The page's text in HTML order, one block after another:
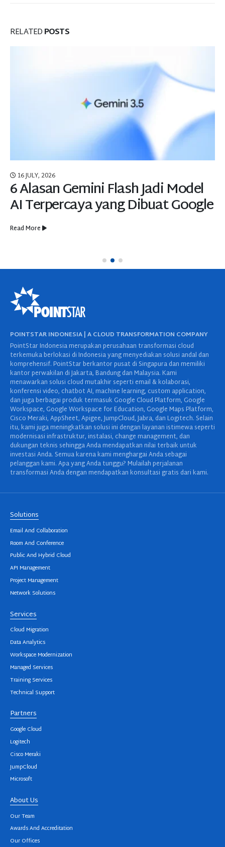
RELATEDPOSTS
16 JULY, 2026
6 Alasan Gemini Flash Jadi Model
AI Terpercaya yang Dibuat Google
Read More
POINTSTAR INDONESIA | A CLOUD TRANSFORMATION COMPANY
PointStar Indonesia merupakan perusahaan transformasi cloud
terkemuka berlokasi di Indonesia yang menyediakan solusi andal dan
komprehensif. PointStar berkantor pusat di Singapura dan memiliki
kantor perwakilan di Jakarta, Bandung dan Malaysia. Kami
menawarkan solusi cloud mutakhir seperti email & kolaborasi,
konferensi video, chatbot AI, machine learning, custom application,
dan juga berbagai produk termasuk Google Cloud Platform, Google
Workspace, Google Workspace for Education, Google Maps Platform,
Cisco Meraki, AppSheet, Apigee, JumpCloud, Jabra, dan Logitech. Selain
itu, kami juga meningkatkan solusi ini dengan layanan istimewa seperti
modernisasi infrastruktur, instalasi, change management, dan
dukungan teknis sehingga Anda mendapatkan nilai terbaik untuk
investasi Anda. Semua karena kami menghargai Anda sebagai
pelanggan kami. Apa yang Anda tunggu? Mulailah perjalanan
transformasi Anda dengan mendapatkan konsultasi gratis dari kami.
Solutions
Email And Collaboration
Room And Conference
Public And Hybrid Cloud
API Management
Project Management
Network Solutions
Services
Cloud Migration
Data Analytics
Workspace Modernization
Managed Services
Training Services
Technical Support
Partners
Google Cloud
Logitech
Cisco Meraki
JumpCloud
Microsoft
About Us
Our Team
Awards And Accreditation
Our Offices